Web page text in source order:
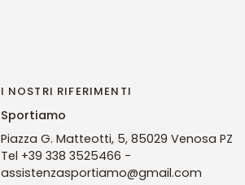
I NOSTRI RIFERIMENTI
Sportiamo
Piazza G. Matteotti, 5, 85029 Venosa PZ
Tel +39 338 3525466 -
assistenzasportiamo@gmail.com